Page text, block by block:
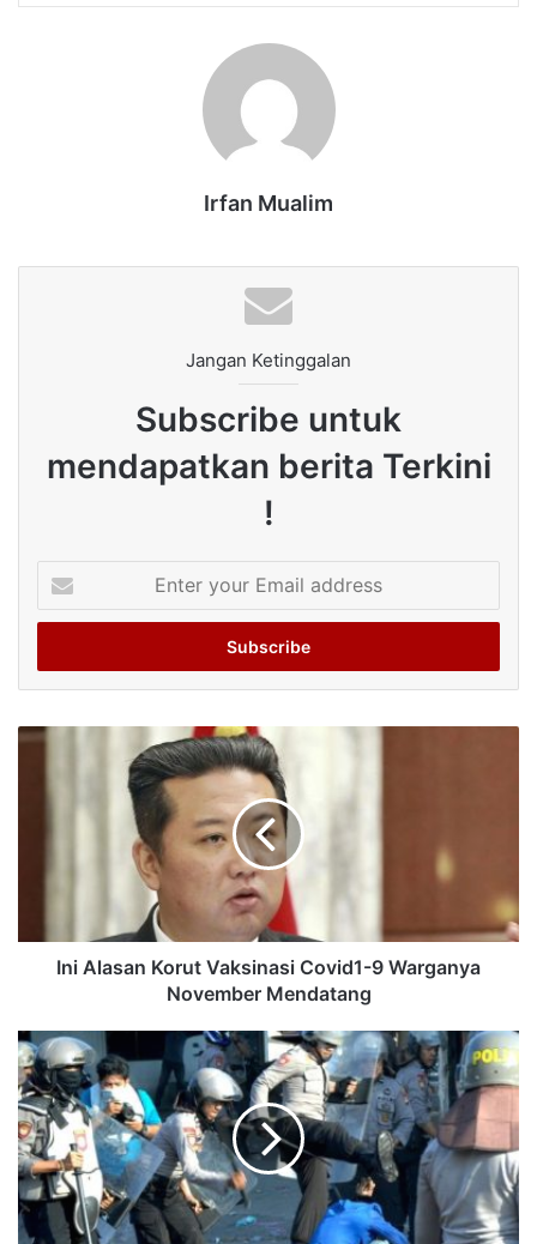
Irfan Mualim
Jangan Ketinggalan
Subscribe untuk
mendapatkan berita Terkini
!
your
Email
Ini Alasan Korut Vaksinasi Covid1-9 Warganya
November Mendatang